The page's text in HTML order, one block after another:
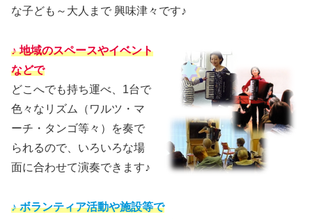
な子ども～大人まで 興味津々です♪
♪ 地域のスペースやイベント
などで
どこへでも持ち運べ、1台で
色々なリズム（ワルツ・マ
ーチ・タンゴ等々）を奏で
られるので、いろいろな場
面に合わせて演奏できます♪
♪ ボランティア活動や施設等で